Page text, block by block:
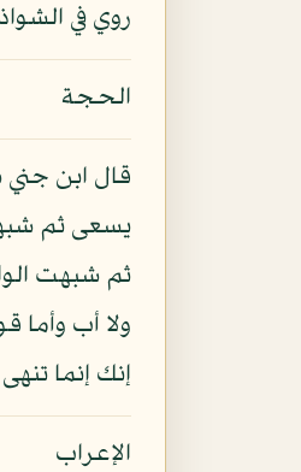
روي في
الحجة
قال ابن
يسعى ثم
ثم شبهت
ولا أب وأما
إنك إنما
الإعراب